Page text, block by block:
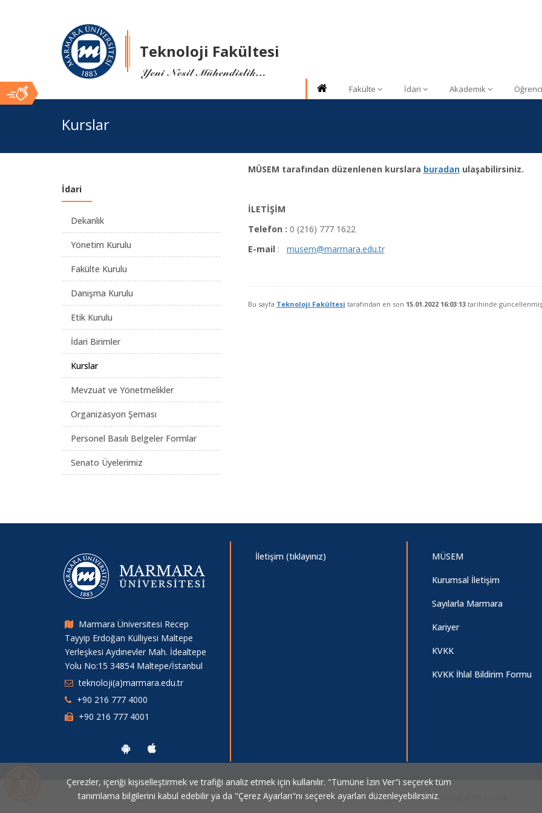
Teknoloji Fakültesi
Fakülte İdari Akademik Öğrenci
İçerik
Kurslar
MÜSEM tarafından düzenlenen kurslara buradanulaşabilirsiniz.
İLETİŞİM
Telefon : 0 (216) 777 1622
E-mail : musem@marmara.edu.tr
Bu sayfa Teknoloji Fakültesi tarafından en son 15.01.2022 16:03:13tarihinde
İdari
Dekanlık
Yönetim Kurulu
Fakülte Kurulu
Danışma Kurulu
Etik Kurulu
İdari Birimler
Kurslar
Mevzuat ve Yönetmelikler
Organizasyon Şeması
Personel Basılı Belgeler Formlar
Senato Üyelerimiz
Marmara Üniversitesi Recep
Tayyip Erdoğan Külliyesi Maltepe
Yerleşkesi Aydınevler Mah. İdealtepe
Yolu No:15 34854 Maltepe/İstanbul
teknoloji(a)marmara.edu.tr
+90 216 777 4000
+90 216 777 4001
İletişim (tıklayınız) MÜSEM
Kurumsal İletişim
Sayılarla Marmara
Kariyer
KVKK
KVKK İhlal Bildirim Formu
Marmara Üniversitesi Bilgi İşlem Daire Başkanlığı © 2007 - 2026
Çerezler, içeriği kişiselleştirmek ve trafiği analiz etmek için kullanılır. "Tümüne İzin Ver"i seçerek tüm
tanımlama bilgilerini kabul edebilir ya da "Çerez Ayarları"nı seçerek ayarları düzenleyebilirsiniz.